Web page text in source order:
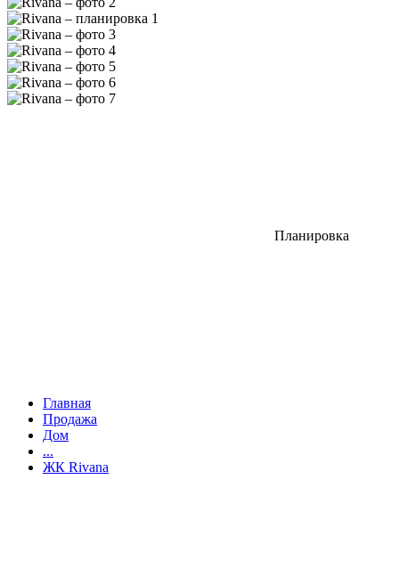
Планировка
Главная
Продажа
Дом
...
ЖК Rivana